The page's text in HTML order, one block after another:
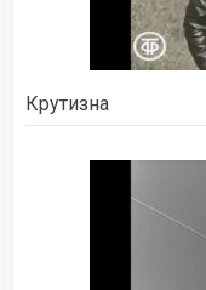
Крутизна